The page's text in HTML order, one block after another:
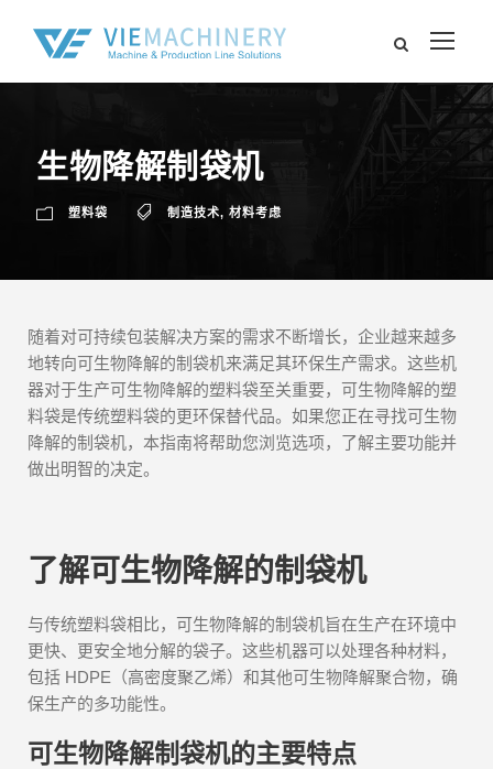
生物降解制袋机
塑料袋 制造技术, 材料考虑
随着对可持续包装解决方案的需求不断增长，企业越来越多
地转向可生物降解的制袋机来满足其环保生产需求。这些机
器对于生产可生物降解的塑料袋至关重要，可生物降解的塑
料袋是传统塑料袋的更环保替代品。如果您正在寻找可生物
降解的制袋机，本指南将帮助您浏览选项，了解主要功能并
做出明智的决定。
了解可生物降解的制袋机
与传统塑料袋相比，可生物降解的制袋机旨在生产在环境中
更快、更安全地分解的袋子。这些机器可以处理各种材料，
包括 HDPE（高密度聚乙烯）和其他可生物降解聚合物，确
保生产的多功能性。
可生物降解制袋机的主要特点